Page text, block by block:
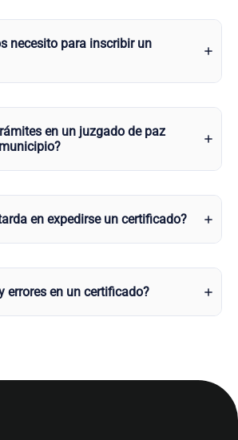
necesito para inscribir un
en un juzgado de paz
en expedirse un certificado?
errores en un certificado?